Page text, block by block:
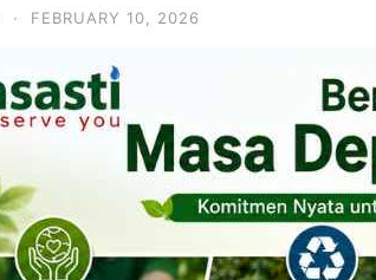
· FEBRUARY 10, 2026